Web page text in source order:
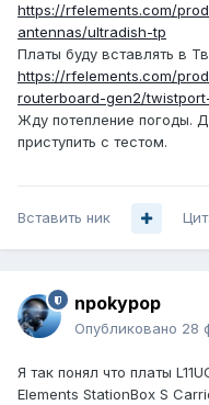
https://rfelements.com/
antennas/ultradish-tp
Платы буду вставлять в
https://rfelements.com/
routerboard-gen2/
Жду потепление погоды.
приступить с тестом.
Вставить ник
npokypop
Опубликовано 28
Я так понял что платы
Elements StationBox S